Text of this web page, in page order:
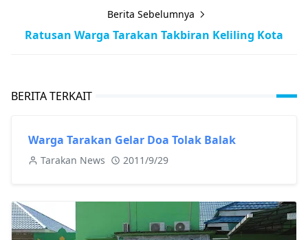
Berita Sebelumnya
Ratusan Warga Tarakan Takbiran Keliling Kota
BERITA TERKAIT
Warga Tarakan Gelar Doa Tolak Balak
Tarakan News 2011/9/29